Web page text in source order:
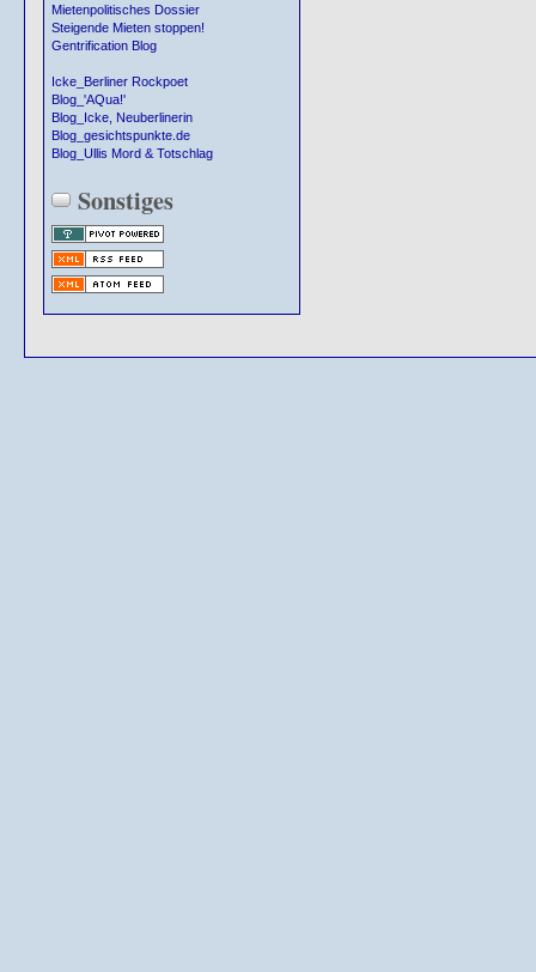
Mietenpolitisches Dossier
Steigende Mieten stoppen!
Gentrification Blog
Icke_Berliner Rockpoet
Blog_'AQua!'
Blog_Icke, Neuberlinerin
Blog_gesichtspunkte.de
Blog_Ullis Mord & Totschlag
Sonstiges